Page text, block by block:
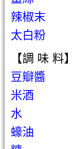
辣椒末
太白粉
【調 味 料】
豆瓣醬
米酒
水
蠔油